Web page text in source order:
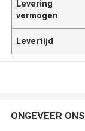
Levering
vermogen
Levertijd
ONGEVEER ONS